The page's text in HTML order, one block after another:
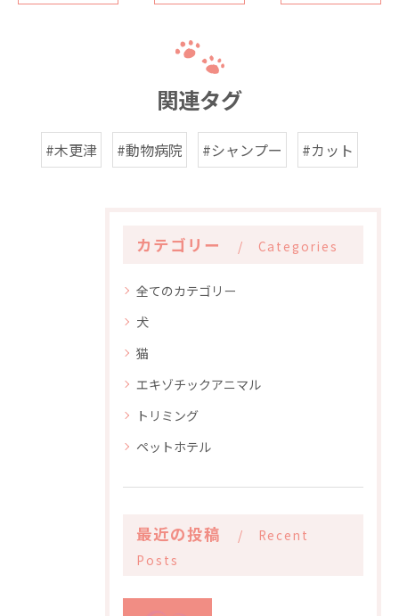
関連タグ
#木更津 #動物病院 #シャンプー #カット
カテゴリー Categories
全てのカテゴリー
犬
猫
エキゾチックアニマル
トリミング
ペットホテル
最近の投稿
Recent
Posts